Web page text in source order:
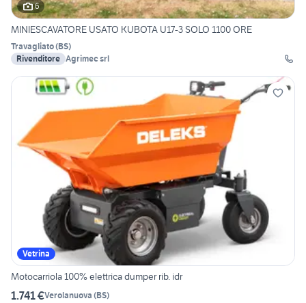
6
MINIESCAVATORE USATO KUBOTA U17-3 SOLO 1100 ORE
Travagliato(BS)
Rivenditore Agrimec srl
Vetrina
Motocarriola 100% elettrica dumper rib. idr
1.741 €Verolanuova (BS)